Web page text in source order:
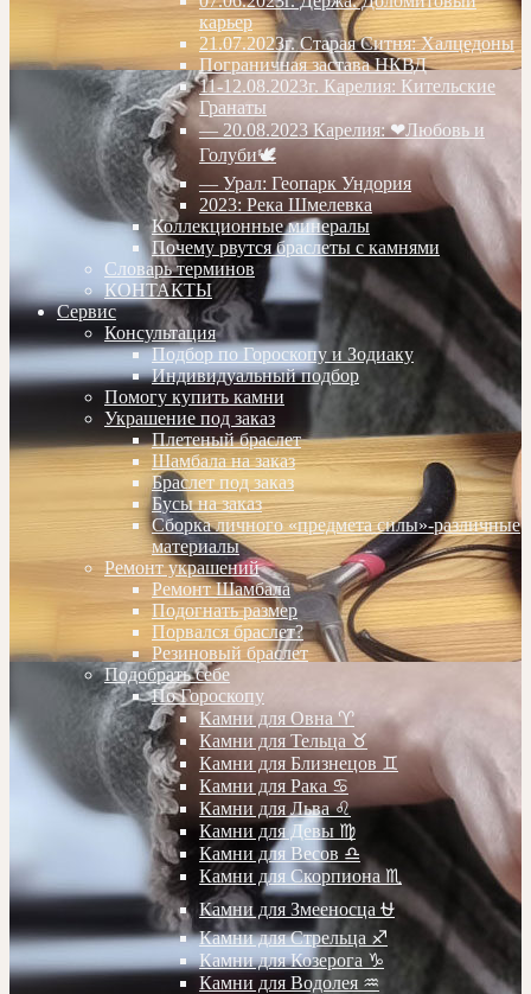
карьер
21.07.2023г. Старая Ситня: Халцедоны
Пограничная застава НКВД
11-12.08.2023г. Карелия: Кительские
Гранаты
— 20.08.2023 Карелия: ❤Любовь и
Голуби🕊
— Урал: Геопарк Ундория
2023: Река Шмелевка
Коллекционные минералы
Почему рвутся браслеты с камнями
Словарь терминов
КОНТАКТЫ
Сервис
Консультация
Подбор по Гороскопу и Зодиаку
Индивидуальный подбор
Помогу купить камни
Украшение под заказ
Плетеный браслет
Шамбала на заказ
Браслет под заказ
Бусы на заказ
Сборка личного «предмета силы»-различные
материалы
Ремонт украшений
Ремонт Шамбала
Подогнать размер
Порвался браслет?
Резиновый браслет
Подобрать себе
По Гороскопу
Камни для Овна ♈️
Камни для Тельца ♉️
Камни для Близнецов ♊️
Камни для Рака ♋️
Камни для Льва ♌️
Камни для Девы ♍️
Камни для Весов ♎️
Камни для Скорпиона ♏️
Камни для Змееносца ⛎
Камни для Стрельца ♐️
Камни для Козерога ♑️
Камни для Водолея ♒️